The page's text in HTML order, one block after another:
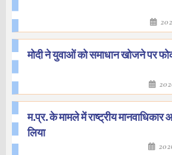
मोदी ने युवाओं को समाधान खोजने पर
म.प्र. के मामले में राष्ट्रीय मानवाधिकार
लिया